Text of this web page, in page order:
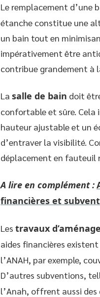
Le remplacement d’une
étanche constitue une
un bain tout en
impérativement être
contribue grandement à
La salle de bain doit
confortable et sûre. Cela
hauteur ajustable et un
d’entraver la visibilité.
déplacement en fauteuil
A lire en complément :
financières et
Les travaux
aides financières
l’ANAH, par exemple,
D’autres subventions,
l’Anah, offrent aussi des